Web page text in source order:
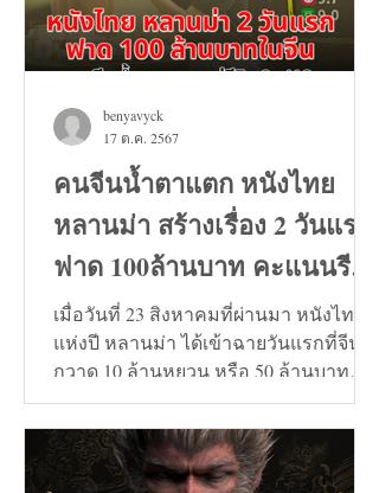
คนจีนน้ำตาแตก หนังไทย
หลานม่า สร้างเรื่อง 2 วันแรก
ฟาด 100ล้านบาท คะแนนรีวิว
9+
เมื่อวันที่ 23 สิงหาคมที่ผ่านมา หนังไทย
แห่งปี หลานม่า ได้เข้าฉายวันแรกที่จีน
กวาด 10 ล้านหยวน หรือ 50 ล้านบาท
และวันที่ 24 สิงหาคมทะลุ...
benyavyck
17 ต.ค. 2567